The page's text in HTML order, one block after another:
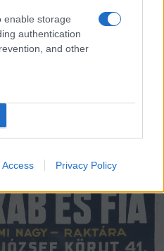
enable storage
authentication
and other
Access Privacy Policy